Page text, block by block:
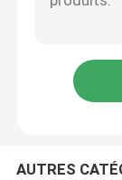
AUTRES